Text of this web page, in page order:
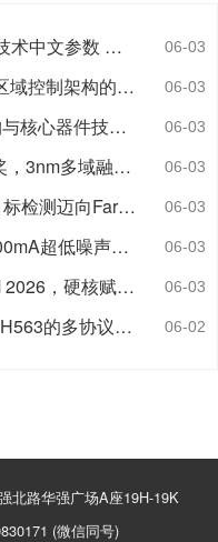
瑞萨CDP68HC68T1实时时钟技术中文参数 附引脚图及典型应用电路图 06-03
安森美系统级方案筑基SDV：区域控制架构的通信、配电与驱动协同 06-03
驯服AI电源风暴：ADI多相架构与核心器件技术解析 06-03
瑞萨电子R-Car X5H斩获知鼎奖，3nm多域融合SoC重塑智驾算力 06-03
边缘AI新范式：FPGA赋能多目标检测迈向Far Edge 06-03
圣邦微电子SGM2222：20V/200mA超低噪声LDO技术解析 附引脚图及典型应用电路图 06-03
AOS携全栈电源方案亮相PCIM 2026，硬核赋能AI算力与工业应用 06-03
鼎实IEMOD模组：基于STM32H563的多协议工业以太网嵌入式方案 06-02
北路华强广场A座19H-19K
(微信同号)